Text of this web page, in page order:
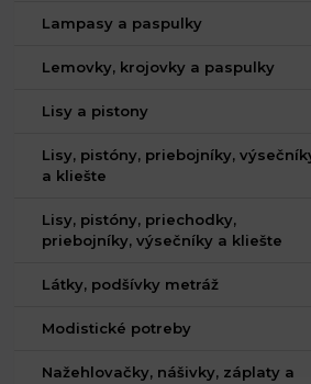
Lampasy a paspulky
Lemovky, krojovky a paspulky
Lisy a pistony
Lisy, pistóny, priebojníky,
a kliešte
Lisy, pistóny, priechodky,
priebojníky, výsečníky a kliešte
Látky, podšívky metráž
Modistické potreby
Nažehlovačky, nášivky, záplaty a